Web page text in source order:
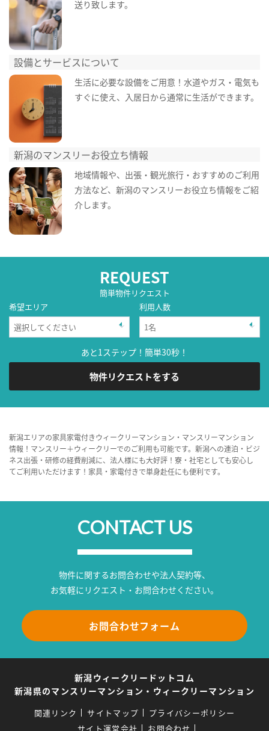
送り致します。
設備とサービスについて
生活に必要な設備をご用意！水道やガス・電気も
すぐに使え、入居日から通常に生活ができます。
新潟のマンスリーお役立ち情報
地域情報や、出張・観光旅行・おすすめのご利用
方法など、新潟のマンスリーお役立ち情報をご紹
介します。
REQUEST
簡単物件リクエスト
希望エリア
利用人数
あと1ステップ！簡単30秒！
物件リクエストをする
新潟エリアの家具家電付きウィークリーマンション・マンスリーマンション
情報！マンスリー＋ウィークリーでのご利用も可能です。新潟への連泊・ビジ
ネス出張・研修の経費削減に、法人様にも大好評！寮・社宅としても安心し
てご利用いただけます！家具・家電付きで単身赴任にも便利です。
CONTACT US
物件に関するお問合わせや法人契約等、
お気軽にリクエスト・お問合わせください。
お問合わせフォーム
新潟ウィークリードットコム
新潟県のマンスリーマンション・ウィークリーマンション
関連リンク サイトマップ
プライバシーポリシー
サイト運営会社
お問合わせ